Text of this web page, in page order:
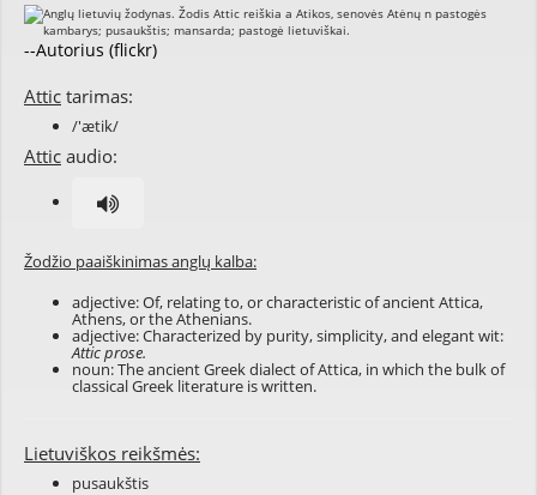
--Autorius (flickr)
Attic tarimas:
/'ætik/
Attic audio:
Žodžio paaiškinimas anglų kalba:
adjective: Of, relating to, or characteristic of ancient Attica,
Athens, or the Athenians.
adjective: Characterized by purity, simplicity, and elegant wit:
Attic prose.
noun: The ancient Greek dialect of Attica, in which the bulk of
classical Greek literature is written.
Lietuviškos reikšmės:
pusaukštis